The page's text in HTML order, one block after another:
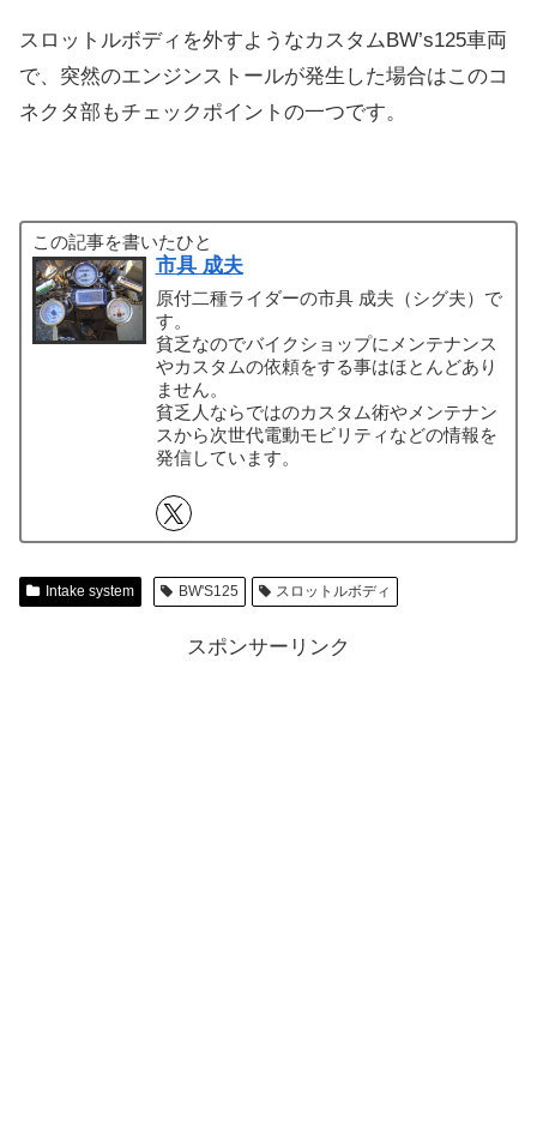
スロットルボディを外すようなカスタムBW’s125車両
で、突然のエンジンストールが発生した場合はこのコ
ネクタ部もチェックポイントの一つです。
この記事を書いたひと
市具 成夫
原付二種ライダーの市具 成夫（シグ夫）で
す。
貧乏なのでバイクショップにメンテナンス
やカスタムの依頼をする事はほとんどあり
ません。
貧乏人ならではのカスタム術やメンテナン
スから次世代電動モビリティなどの情報を
発信しています。
Intake system BW'S125 スロットルボディ
スポンサーリンク